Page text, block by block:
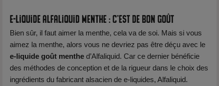
E-liquide Alfaliquid menthe : c’est de bon goût
Bien sûr, il faut aimer la menthe, cela va de soi. Mais si vous
aimez la menthe, alors vous ne devriez pas être déçu avec le
e-liquide goût menthe d’Alfaliquid. Car ce dernier bénéficie
des méthodes de conception et de la rigueur dans le choix des
ingrédients du fabricant alsacien de e-liquides, Alfaliquid.